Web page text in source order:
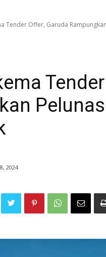
Tender Offer, Garuda
2024